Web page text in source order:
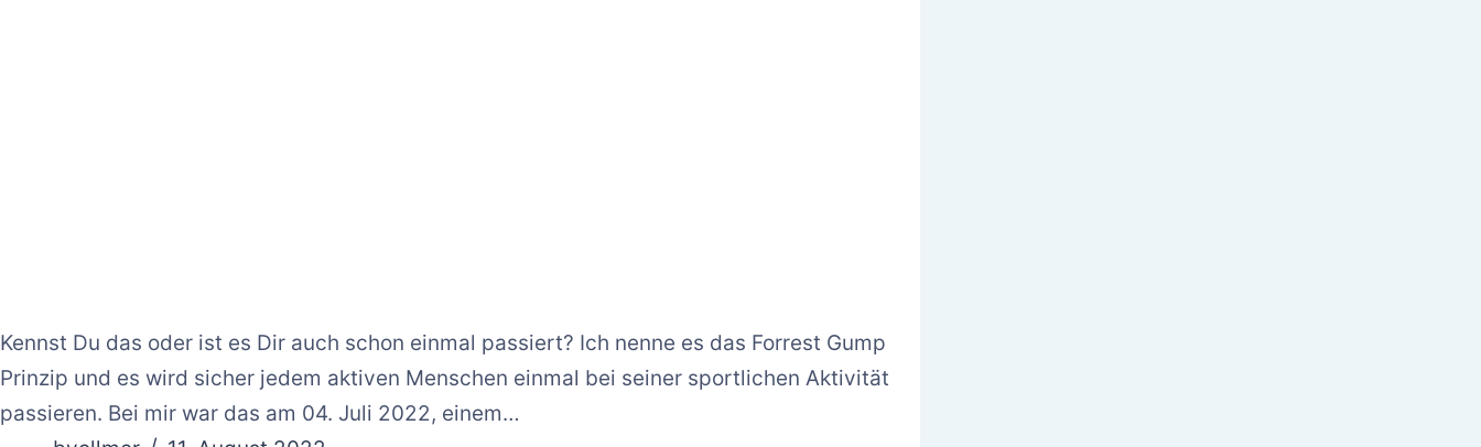
Kennst Du das oder ist es Dir auch schon einmal passiert? Ich nenne es das Forrest Gump
Prinzip und es wird sicher jedem aktiven Menschen einmal bei seiner sportlichen Aktivität
passieren. Bei mir war das am 04. Juli 2022, einem…